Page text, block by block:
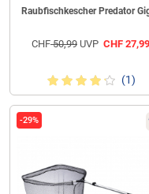
Raubfischkescher Predator
CHF50,99 UVP CHF 27,99
(1)
-29%